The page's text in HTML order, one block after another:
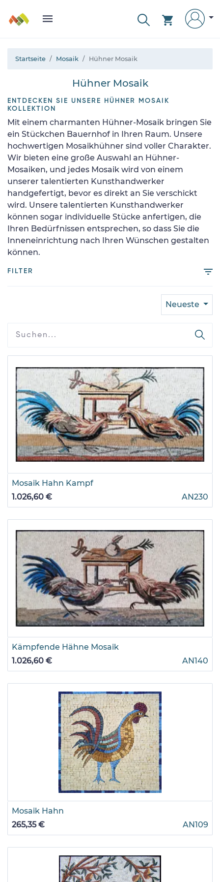
Startseite Mosaik Hühner Mosaik
Hühner Mosaik
ENTDECKEN SIE UNSERE HÜHNER MOSAIK
KOLLEKTION
Mit einem charmanten Hühner-Mosaik bringen Sie
ein Stückchen Bauernhof in Ihren Raum. Unsere
hochwertigen Mosaikhühner sind voller Charakter.
Wir bieten eine große Auswahl an Hühner-
Mosaiken, und jedes Mosaik wird von einem
unserer talentierten Kunsthandwerker
handgefertigt, bevor es direkt an Sie verschickt
wird. Unsere talentierten Kunsthandwerker
können sogar individuelle Stücke anfertigen, die
Ihren Bedürfnissen entsprechen, so dass Sie die
Inneneinrichtung nach Ihren Wünschen gestalten
können.
FILTER
Neueste
Mosaik Hahn Kampf
1.026,60 €
AN230
Kämpfende Hähne Mosaik
1.026,60 €
AN140
Mosaik Hahn
265,35 €
AN109